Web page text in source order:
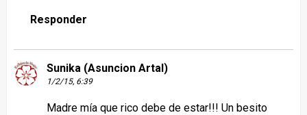
Responder
Sunika (Asuncion Artal)
1/2/15, 6:39
Madre mía que rico debe de estar!!! Un besito